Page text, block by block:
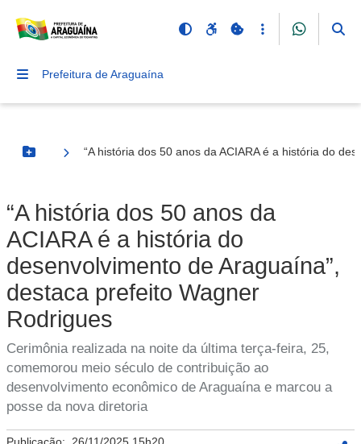
Prefeitura de Araguaína
Botão Menu
“A história dos 50 anos da ACIARA é a história do
“A história dos 50 anos da
ACIARA é a história do
desenvolvimento de Araguaína”,
destaca prefeito Wagner
Rodrigues
Cerimônia realizada na noite da última terça-feira, 25,
comemorou meio século de contribuição ao
desenvolvimento econômico de Araguaína e marcou a
posse da nova diretoria